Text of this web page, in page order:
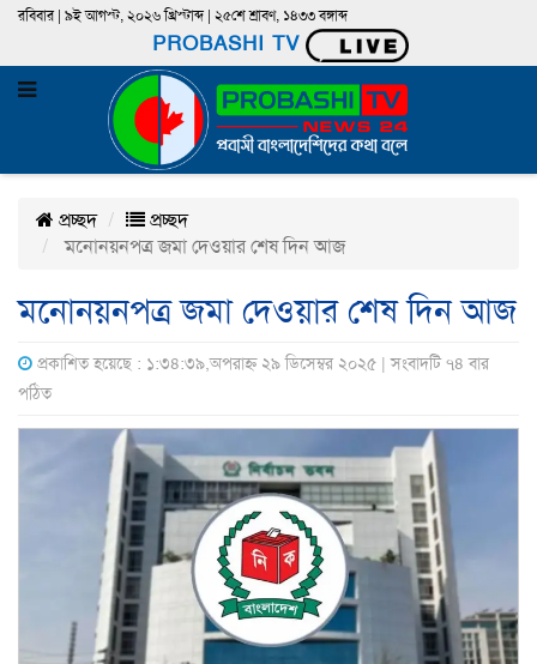
রবিবার | ৯ই আগস্ট, ২০২৬ খ্রিস্টাব্দ | ২৫শে শ্রাবণ, ১৪৩৩ বঙ্গাব্দ
PROBASHI TV
প্রচ্ছদ
প্রচ্ছদ
মনোনয়নপত্র জমা দেওয়ার শেষ দিন আজ
মনোনয়নপত্র জমা দেওয়ার শেষ দিন আজ
প্রকাশিত হয়েছে : ১:৩৪:৩৯,অপরাহ্ন ২৯ ডিসেম্বর ২০২৫ | সংবাদটি ৭৪ বার
পঠিত